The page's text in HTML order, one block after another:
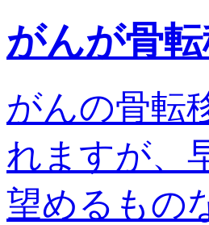
がんが骨
がんの骨転
れますが、
望めるもの